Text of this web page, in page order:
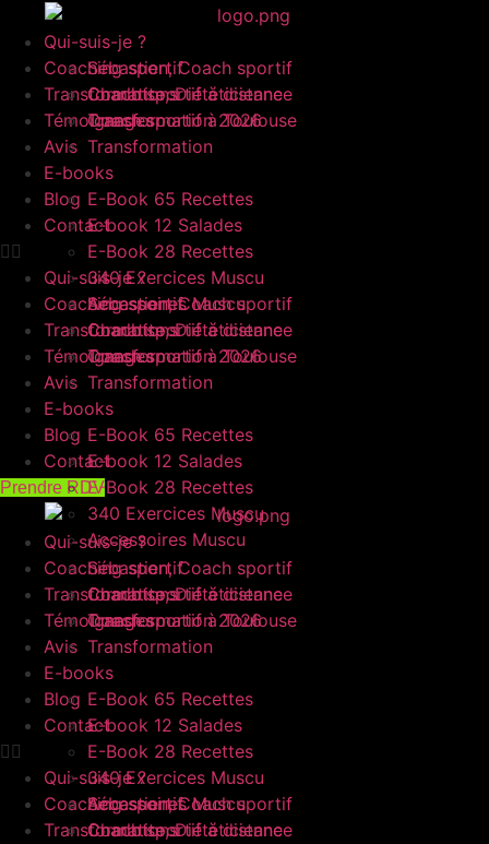
contenu
Qui-suis-je ?
Sébastien, Coach sportif
Charlotte, Diététicienne
Coaching sportif
Coach sportif à distance
Coach sportif à Toulouse
Transformations
Transformation 2026
Transformation
Témoignages
Avis
E-books
E-Book 65 Recettes
E-book 12 Salades
E-Book 28 Recettes
340 Exercices Muscu
Accessoires Muscu
Blog
Contact
Qui-suis-je ?
Sébastien, Coach sportif
Charlotte, Diététicienne
Coaching sportif
Coach sportif à distance
Coach sportif à Toulouse
Transformations
Transformation 2026
Transformation
Témoignages
Avis
E-books
E-Book 65 Recettes
E-book 12 Salades
E-Book 28 Recettes
340 Exercices Muscu
Accessoires Muscu
Blog
Contact
Prendre RDV
Qui-suis-je ?
Sébastien, Coach sportif
Charlotte, Diététicienne
Coaching sportif
Coach sportif à distance
Coach sportif à Toulouse
Transformations
Transformation 2026
Transformation
Témoignages
Avis
E-books
E-Book 65 Recettes
E-book 12 Salades
E-Book 28 Recettes
340 Exercices Muscu
Accessoires Muscu
Blog
Contact
Qui-suis-je ?
Sébastien, Coach sportif
Charlotte, Diététicienne
Coaching sportif
Coach sportif à distance
Transformations